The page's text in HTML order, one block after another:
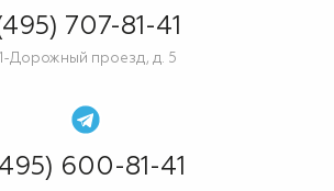
707-81-41
1-Дорожный проезд, д. 5
600-81-41